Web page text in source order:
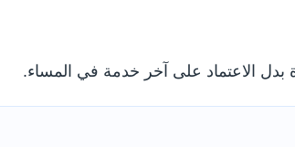
الاعتماد على آخر خدمة في المساء.